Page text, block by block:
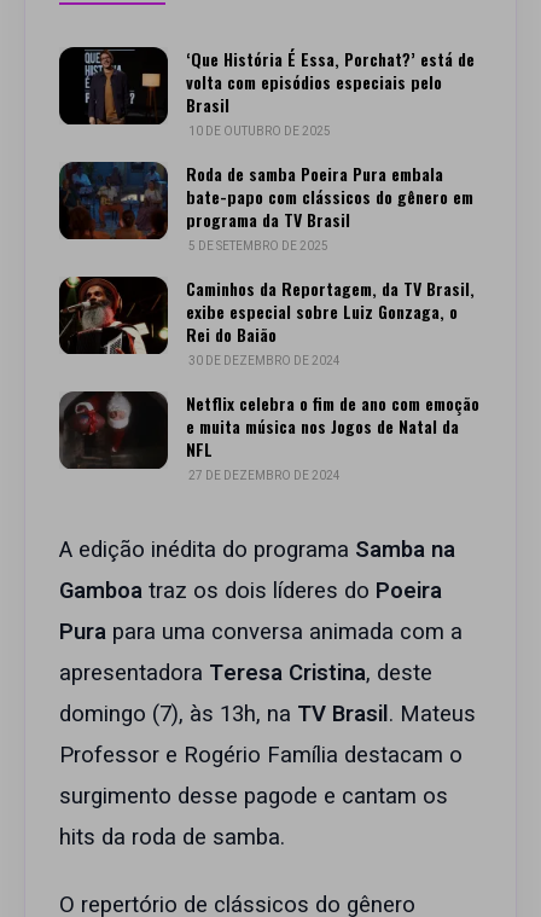
‘Que História É Essa, Porchat?’ está de
volta com episódios especiais pelo
Brasil
10 DE OUTUBRO DE 2025
Roda de samba Poeira Pura embala
bate-papo com clássicos do gênero em
programa da TV Brasil
5 DE SETEMBRO DE 2025
Caminhos da Reportagem, da TV Brasil,
exibe especial sobre Luiz Gonzaga, o
Rei do Baião
30 DE DEZEMBRO DE 2024
Netflix celebra o fim de ano com emoção
e muita música nos Jogos de Natal da
NFL
27 DE DEZEMBRO DE 2024
A edição inédita do programa Samba na
Gamboatraz os dois líderes do Poeira
Pura para uma conversa animada com a
apresentadora Teresa Cristina, deste
domingo (7), às 13h, na TV Brasil. Mateus
Professor e Rogério Família destacam o
surgimento desse pagode e cantam os
hits da roda de samba.
O repertório de clássicos do gênero